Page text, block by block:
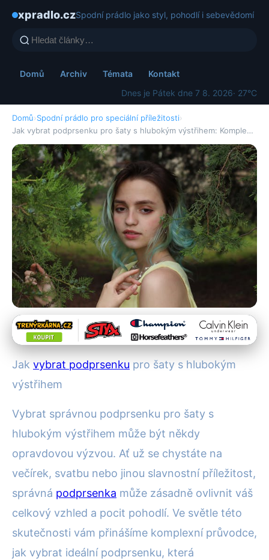
xpradlo.czSpodní prádlo jako styl, pohodlí i sebevědomí
Domů Archiv Témata
Kontakt
Dnes je Pátek dne 7 8. 2026· 27°C
Domů›Spodní prádlo pro speciální příležitosti›
Jak vybrat podprsenku pro šaty s hlubokým výstřihem: Komple…
Spodní prádlo pro speciální příležitosti
Jak vybrat podprsenku pro šaty
s hlubokým výstřihem:
· 4 min čtení · Autor: Klára Nováková
Jak vybrat podprsenku pro šaty s hlubokým
výstřihem
Vybrat správnou podprsenku pro šaty s
hlubokým výstřihem může být někdy
opravdovou výzvou. Ať už se chystáte na
večírek, svatbu nebo jinou slavnostní příležitost,
správná podprsenka může zásadně ovlivnit váš
celkový vzhled a pocit pohodlí. Ve světle této
skutečnosti vám přinášíme komplexní průvodce,
jak vybrat ideální podprsenku, která